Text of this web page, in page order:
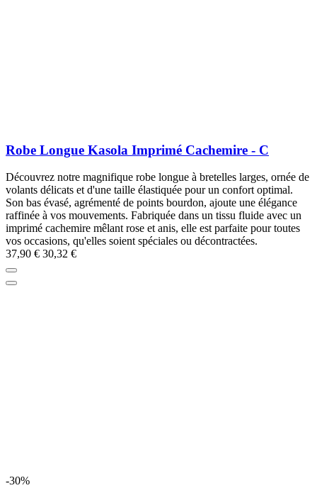
Robe Longue Kasola Imprimé Cachemire - C
Découvrez notre magnifique robe longue à bretelles larges, ornée de
volants délicats et d'une taille élastiquée pour un confort optimal.
Son bas évasé, agrémenté de points bourdon, ajoute une élégance
raffinée à vos mouvements. Fabriquée dans un tissu fluide avec un
imprimé cachemire mêlant rose et anis, elle est parfaite pour toutes
vos occasions, qu'elles soient spéciales ou décontractées.
37,90 € 30,32 €
-30%